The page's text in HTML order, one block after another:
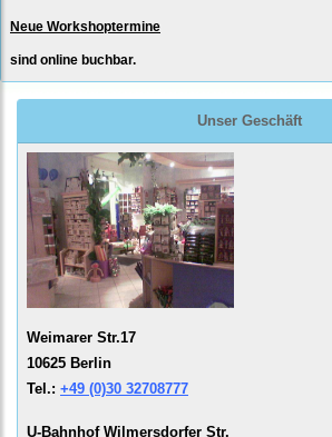
Neue Workshoptermine
sind online buchbar.
Unser Geschäft
Weimarer Str.17
10625 Berlin
Tel.: +49 (0)30 32708777
U-Bahnhof Wilmersdorfer Str.